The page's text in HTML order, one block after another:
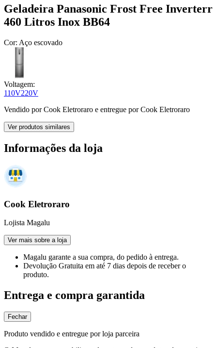
Geladeira Panasonic Frost Free Inverterr
460 Litros Inox BB64
Cor: Aço escovado
Voltagem:
110V220V
Vendido porCook Eletroraro e entregue por Cook Eletroraro
Ver produtos similares
Informações da loja
Cook Eletroraro
Lojista Magalu
Ver mais sobre a loja
Magalu garante a sua compra, do pedido à entrega.
Devolução Gratuita em até 7 dias depois de receber o
produto.
Entrega e compra garantida
Fechar
Produto vendido e entregue por loja parceira